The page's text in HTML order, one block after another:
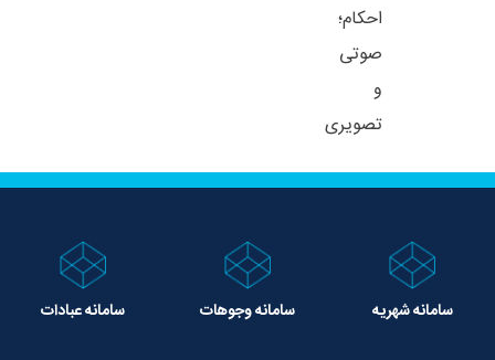
احکام؛
صوتی
و
تصویری
سامانه شهریه سامانه وجوهات سامانه عبادات